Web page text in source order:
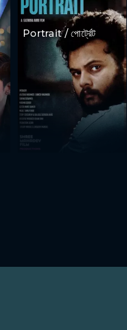
Portrait / পোর্ট্রেট